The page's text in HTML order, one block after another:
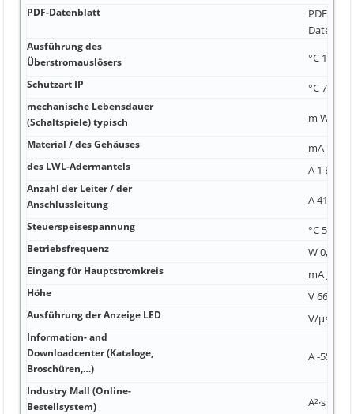
PDF-Datenblatt
PDF-
Datei
Ausführung des
Überstromauslösers
°C 1 10 %
Schutzart IP °C 78
mechanische Lebensdauer
(Schaltspiele) typisch
m W S2
Material / des Gehäuses mA m
des LWL-Adermantels A 1 B
Anzahl der Leiter / der
Anschlussleitung
A 41 mm
Steuerspeisespannung °C 5 400
Betriebsfrequenz W 0,01
Eingang für Hauptstromkreis mA Ja
Höhe V 66 000
Ausführung der Anzeige LED V/µs
Information- and
Downloadcenter (Kataloge,
Broschüren,…)
A -55 ...
Industry Mall (Online-
Bestellsystem)
A²·s V 32